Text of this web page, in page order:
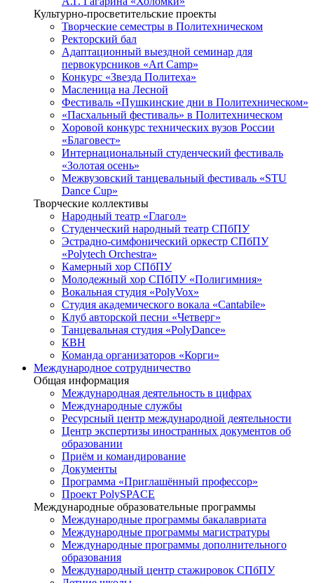
Культурно-просветительские проекты
Творческие семестры в Политехническом
Ректорский бал
Адаптационный выездной семинар для
первокурсников «Art Camp»
Конкурс «Звезда Политеха»
Масленица на Лесной
Фестиваль «Пушкинские дни в Политехническом»
«Пасхальный фестиваль» в Политехническом
Хоровой конкурс технических вузов России
«Благовест»
Интернациональный студенческий фестиваль
«Золотая осень»
Межвузовский танцевальный фестиваль «STU
Dance Cup»
Творческие коллективы
Народный театр «Глагол»
Студенческий народный театр СПбПУ
Эстрадно-симфонический оркестр СПбПУ
«Polytech Orchestra»
Камерный хор СПбПУ
Молодежный хор СПбПУ «Полигимния»
Вокальная студия «PolyVox»
Студия академического вокала «Cantabile»
Клуб авторской песни «Четверг»
Танцевальная студия «PolyDance»
КВН
Команда организаторов «Корги»
Международное сотрудничество
Общая информация
Международная деятельность в цифрах
Международные службы
Ресурсный центр международной деятельности
Центр экспертизы иностранных документов об
образовании
Приём и командирование
Документы
Программа «Приглашённый профессор»
Проект PolySPACE
Международные образовательные программы
Международные программы бакалавриата
Международные программы магистратуры
Международные программы дополнительного
образования
Международный центр стажировок СПбПУ